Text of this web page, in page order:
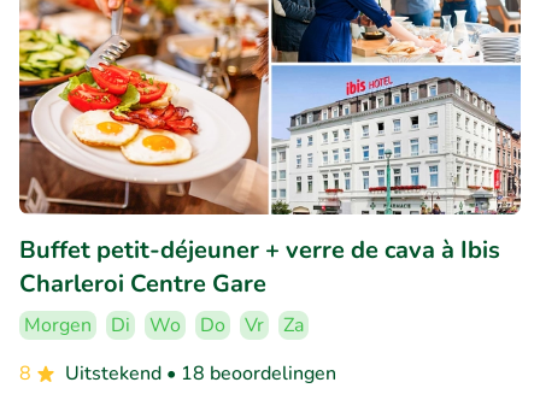
Buffet petit-déjeuner + verre de cava à Ibis
Charleroi Centre Gare
Morgen Di Wo Do Vr
Za
8
Uitstekend • 18 beoordelingen